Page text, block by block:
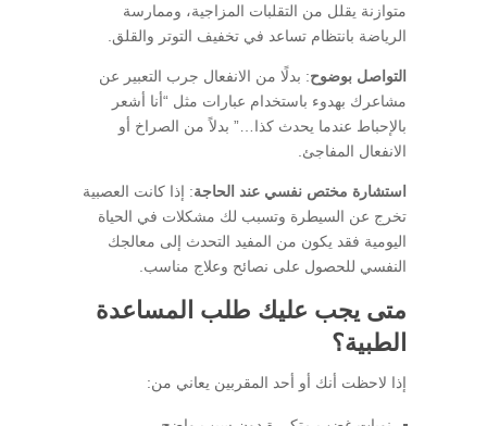
متوازنة يقلل من التقلبات المزاجية، وممارسة
الرياضة بانتظام تساعد في تخفيف التوتر والقلق.
التواصل بوضوح: بدلًا من الانفعال جرب التعبير عن
مشاعرك بهدوء باستخدام عبارات مثل “أنا أشعر
بالإحباط عندما يحدث كذا…” بدلاً من الصراخ أو
الانفعال المفاجئ.
استشارة مختص نفسي عند الحاجة: إذا كانت العصبية
تخرج عن السيطرة وتسبب لك مشكلات في الحياة
اليومية فقد يكون من المفيد التحدث إلى معالجك
النفسي للحصول على نصائح وعلاج مناسب.
متى يجب عليك طلب المساعدة
الطبية؟
إذا لاحظت أنك أو أحد المقربين يعاني من: